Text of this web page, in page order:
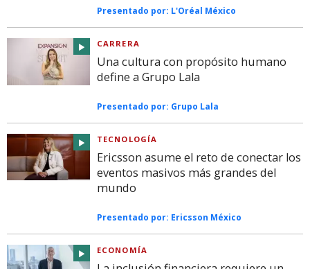
Presentado por: L'Oréal México
CARRERA
Una cultura con propósito humano
define a Grupo Lala
Presentado por: Grupo Lala
TECNOLOGÍA
Ericsson asume el reto de conectar los
eventos masivos más grandes del
mundo
Presentado por: Ericsson México
ECONOMÍA